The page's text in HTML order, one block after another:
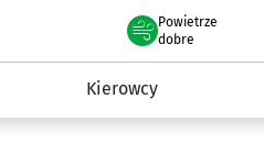
Powietrze
we Wrocławiu
dobre
Kierowcy